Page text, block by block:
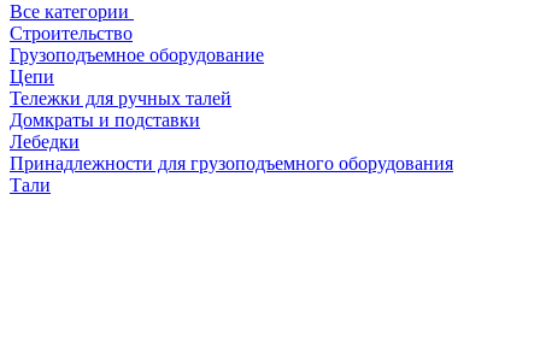
Все категории
Строительство
Грузоподъемное оборудование
Цепи
Тележки для ручных талей
Домкраты и подставки
Лебедки
Принадлежности для грузоподъемного оборудования
Тали